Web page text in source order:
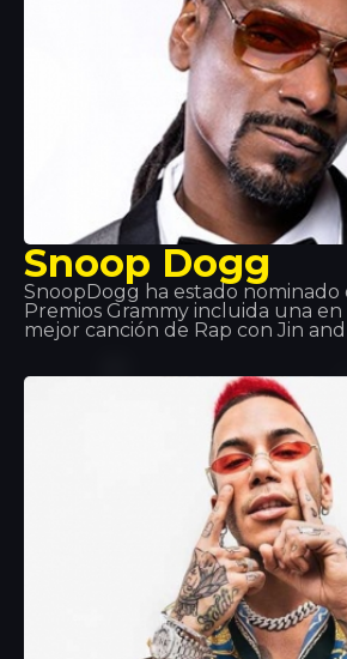
Snoop Dogg
SnoopDogg ha estado nominado
Premios Grammy incluida una
mejor canción de Rap con Jin and
rapero, también es actor y
como g-funk, Reagge y West